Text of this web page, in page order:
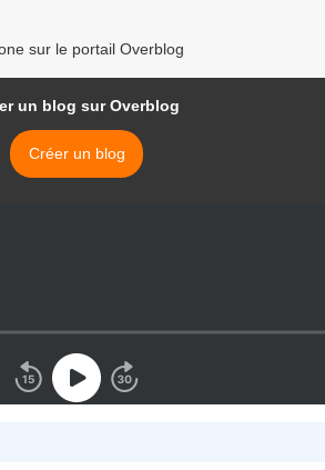
sur le portail Overblog
un blog sur Overblog
Créer un blog